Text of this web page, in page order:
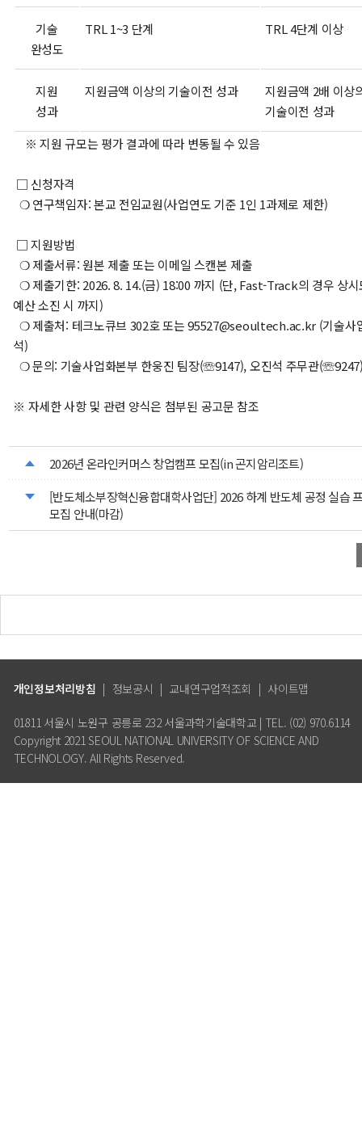
기술
완성도
TRL 1~3 단계 TRL 4단계 이상
지원
성과
지원금액 이상의 기술이전 성과
지원금액 2배 이상
기술이전 성과
※ 지원 규모는 평가 결과에 따라 변동될 수 있음
□ 신청자격
❍연구책임자: 본교 전임교원(사업연도 기준 1인 1과제로 제한)
□ 지원방법
❍제출서류: 원본 제출 또는 이메일 스캔본 제출
❍제출기한: 2026. 8. 14.(금) 18:00 까지 (단, Fast-Track의 경우 상
예산 소진 시 까지)
❍제출처: 테크노큐브 302호 또는 95527@seoultech.ac.kr (기술사
석)
❍ 문의: 기술사업화본부 한웅진 팀장(☏9147), 오진석 주무관
※ 자세한 사항 및 관련 양식은 첨부된 공고문 참조
2026년 온라인커머스 창업캠프 모집(in 곤지암리조트)
[반도체소부장혁신융합대학사업단] 2026 하계 반도체 공정 실습
모집 안내(마감)
개인정보처리방침 | 정보공시 | 교내연구업적조회 | 사이트맵
01811 서울시 노원구 공릉로 232 서울과학기술대학교 | TEL. (02) 970.6114
Copyright 2021 SEOUL NATIONAL UNIVERSITY OF SCIENCE AND
TECHNOLOGY. All Rights Reserved.